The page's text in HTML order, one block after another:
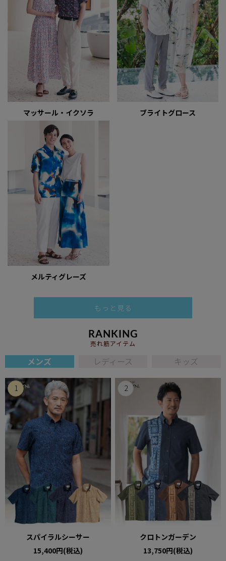
マッサール・イクソラ ブライトグロース
メルティグレーズ
もっと見る
RANKING
売れ筋アイテム
メンズ レディース キッズ
スパイラルシーサー
15,400円(税込)
クロトンガーデン
13,750円(税込)